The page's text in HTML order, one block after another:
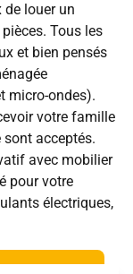
de louer un
Tous les
et bien pensés
micro-ondes).
votre famille
acceptés.
avec mobilier
pour votre
électriques,